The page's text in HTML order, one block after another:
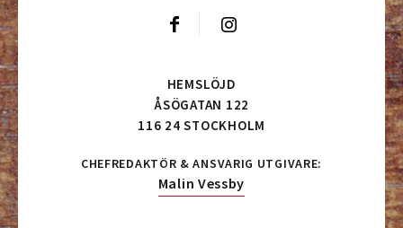
HEMSLÖJD
ÅSÖGATAN 122
116 24 STOCKHOLM
CHEFREDAKTÖR & ANSVARIG UTGIVARE:
Malin Vessby